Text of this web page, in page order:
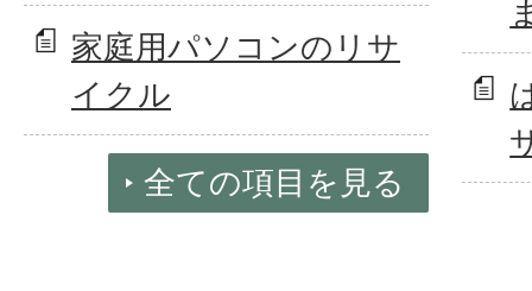
家庭用パソコンのリサ
イクル
全ての項目を見る